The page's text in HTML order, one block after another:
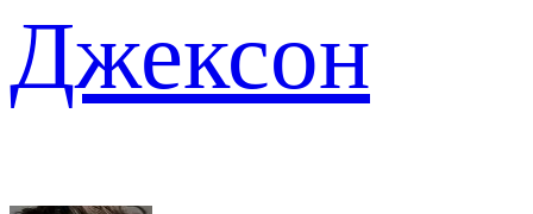
Джексон